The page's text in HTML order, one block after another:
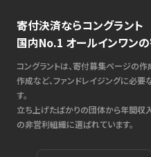
寄付決済ならコングラント
国内No.1 オールインワン
コングラントは、寄付募集ページの作
作成など、ファンドレイジングに必
す。
立ち上げたばかりの団体から年間収
の非営利組織に選ばれています。